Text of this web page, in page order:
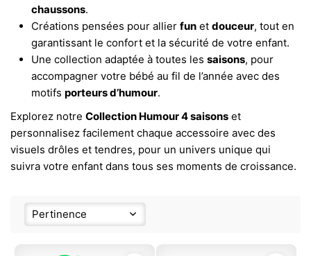
chaussons.
Créations pensées pour allier fun et douceur, tout en
garantissant le confort et la sécurité de votre enfant.
Une collection adaptée à toutes les saisons, pour
accompagner votre bébé au fil de l’année avec des
motifs porteurs d’humour.
Explorez notre Collection Humour 4 saisons et
personnalisez facilement chaque accessoire avec des
visuels drôles et tendres, pour un univers unique qui
suivra votre enfant dans tous ses moments de croissance.
Pertinence